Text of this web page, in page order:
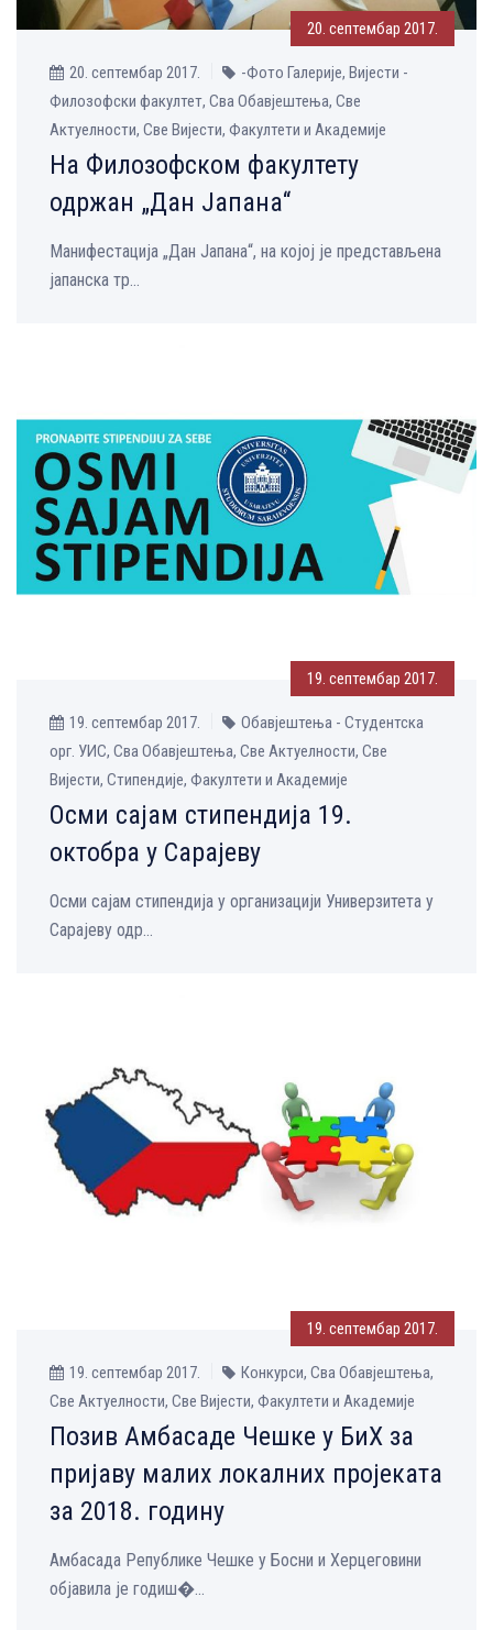
20. септембар 2017.
20. септембар 2017.
-Фото Галерије, Вијести -
Филозофски факултет, Сва Обавјештења, Све
Aктуелности, Све Вијести, Факултети и Академије
На Филозофском факултету
одржан „Дан Јапана“
Манифестација „Дан Јапана“, на којој је представљена
јапaнска тр...
19. септембар 2017.
19. септембар 2017.
Обавјештења - Студентска
орг. УИС, Сва Обавјештења, Све Aктуелности, Све
Вијести, Стипендије, Факултети и Академије
Осми сајам стипендија 19.
октобра у Сарајеву
Осми сајам стипендија у организацији Универзитета у
Сарајеву одр...
19. септембар 2017.
19. септембар 2017.
Конкурси, Сва Обавјештења,
Све Aктуелности, Све Вијести, Факултети и Академије
Позив Амбасаде Чешке у БиХ за
пријаву малих локалних пројеката
за 2018. годину
Амбасада Републике Чешке у Босни и Херцеговини
објавила је годиш�...